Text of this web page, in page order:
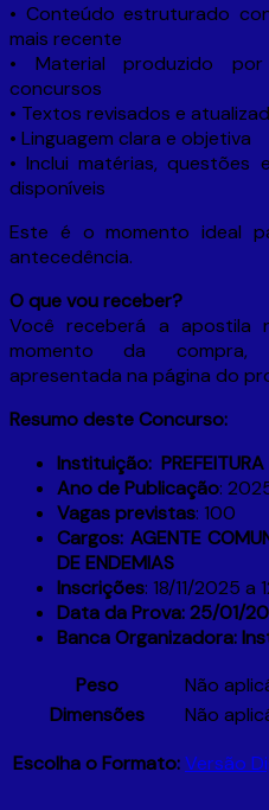
• Conteúdo estruturado
mais recente
• Material produzido
concursos
• Textos revisados e
• Linguagem clara e objetiva
• Inclui matérias, questões
disponíveis
Este é o momento ideal
antecedência.
O que vou receber?
Você receberá a apostila
momento da compra,
apresentada na página do
Resumo deste Concurso:
Instituição: PREFEITURA
Ano de Publicação:
Vagas previstas: 100
Cargos: AGENTE
DE ENDEMIAS
Inscrições: 18/11/2025 a
Data da Prova: 25/01/
Banca Organizadora:
Peso
Não
Dimensões
Não
Escolha o Formato:Versão